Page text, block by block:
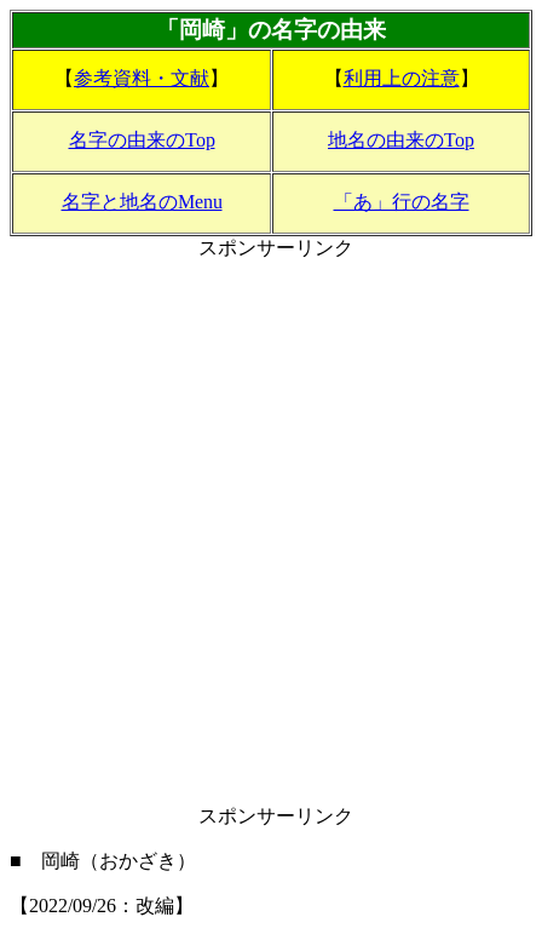
「岡崎」の名字の由来
【参考資料・文献】 【利用上の注意】
名字の由来のTop 地名の由来のTop
名字と地名のMenu 「あ」行の名字
スポンサーリンク
スポンサーリンク
■ 岡崎（おかざき）
【2022/09/26：改編】